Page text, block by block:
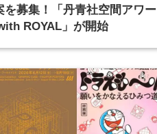
を募集！「丹青社空間アワー
ROYAL」が開始